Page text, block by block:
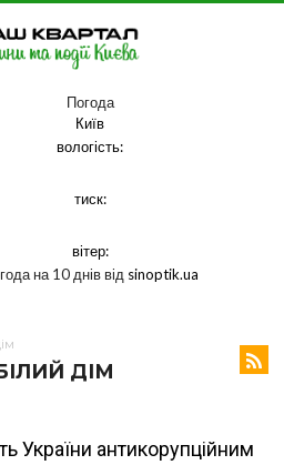
Погода
Київ
вологість:
тиск:
вітер:
на 10 днів від sinoptik.ua
ДІМ
України антикорупційним